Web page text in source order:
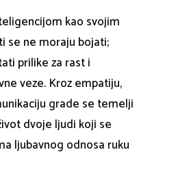
kao svojim
se ne moraju bojati;
prilike za rast i
veze. Kroz empatiju,
grade se temelji
dvoje ljudi koji se
ljubavnog odnosa ruku